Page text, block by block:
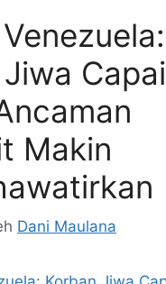
Capai
Makin
Dani Maulana